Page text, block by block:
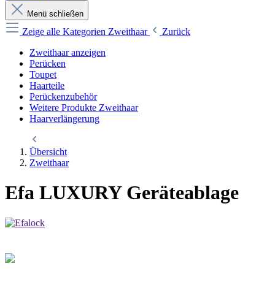
Menü schließen
Zeige alle Kategorien Zweithaar
Zurück
Zweithaar anzeigen
Perücken
Toupet
Haarteile
Perückenzubehör
Weitere Produkte Zweithaar
Haarverlängerung
Übersicht
Zweithaar
Efa LUXURY Geräteablage